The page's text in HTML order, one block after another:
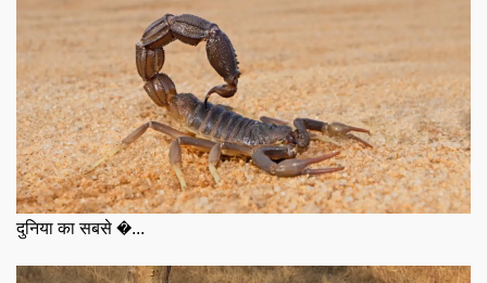
दुनिया का सबसे �...